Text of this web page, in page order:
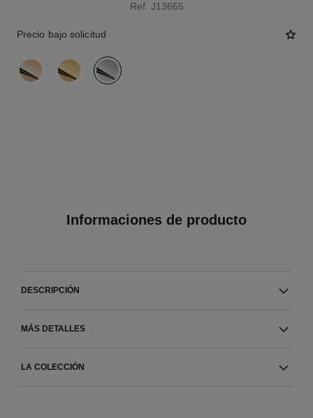
Ref. J13665
Precio bajo solicitud
variante (3)
Informaciones de producto
DESCRIPCIÓN
MÁS DETALLES
LA COLECCIÓN